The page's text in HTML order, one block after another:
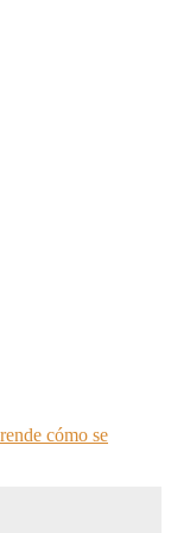
cómo se